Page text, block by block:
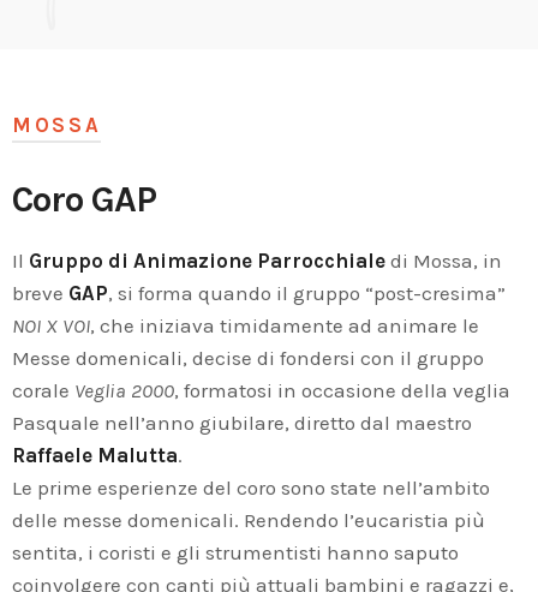
MOSSA
Coro GAP
Il Gruppo di Animazione Parrocchiale di Mossa, in
breve GAP, si forma quando il gruppo “post-cresima”
NOI X VOI, che iniziava timidamente ad animare le
Messe domenicali, decise di fondersi con il gruppo
corale Veglia 2000, formatosi in occasione della veglia
Pasquale nell’anno giubilare, diretto dal maestro
Raffaele Malutta.
Le prime esperienze del coro sono state nell’ambito
delle messe domenicali. Rendendo l’eucaristia più
sentita, i coristi e gli strumentisti hanno saputo
coinvolgere con canti più attuali bambini e ragazzi e,